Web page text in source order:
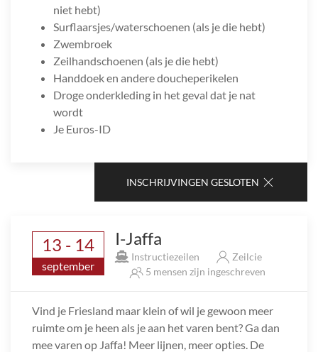
niet hebt)
Surflaarsjes/waterschoenen (als je die hebt)
Zwembroek
Zeilhandschoenen (als je die hebt)
Handdoek en andere doucheperikelen
Droge onderkleding in het geval dat je nat
wordt
Je Euros-ID
INSCHRIJVINGEN GESLOTEN
13 - 14
september
I-Jaffa
Instructiezeilen
Zeilcie
5 mensen zijn ingeschreven
Vind je Friesland maar klein of wil je gewoon meer
ruimte om je heen als je aan het varen bent? Ga dan
mee varen op Jaffa! Meer lijnen, meer opties. De